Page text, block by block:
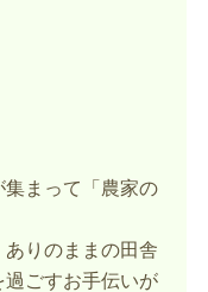
まって「農家の
りのままの田舎
ごすお手伝いが